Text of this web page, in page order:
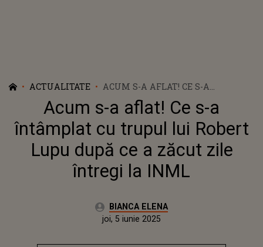
ACTUALITATE
ACUM S-A AFLAT! CE S-A
ÎNTÂMPLAT CU TRUPUL LUI
ROBERT LUPU DUPĂ CE A ZĂCUT
ZILE ÎNTREGI LA INML
Acum s-a aflat! Ce s-a
întâmplat cu trupul lui Robert
Lupu după ce a zăcut zile
întregi la INML
Autor:BIANCA ELENA
Actualizat:
joi, 5 iunie 2025